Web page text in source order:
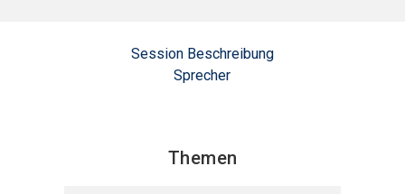
Session Beschreibung
Sprecher
Themen